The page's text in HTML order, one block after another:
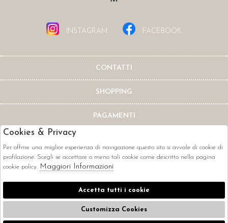
INSTAGRAM FACEBOOK
CONTATTI
SHOPPING
PAGAMENTI
CORRIERI
Cookies & Privacy
Per offrire una miglior esperienza di navigazione questo sito si avvale di cookie di
profilazione. Scegli se accettare o meno tali cookie come descritto nella pagina
cookie policy. Maggiori Informazioni
Accetta tutti i cookie
Customizza Cookies